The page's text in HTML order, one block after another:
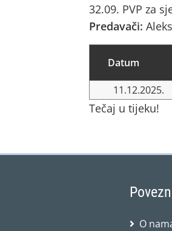
32.09. PVP za
Predavači:
Datum
11.12.2025.
Tečaj u tijeku!
O